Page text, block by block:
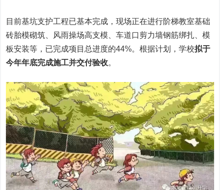
目前基坑支护工程已基本完成，现场正在进行阶梯教室基础
砖胎模砌筑、风雨操场高支模、车道口剪力墙钢筋绑扎、模
板安装等，已完成项目总进度的44%。根据计划，学校拟于
今年年底完成施工并交付验收。